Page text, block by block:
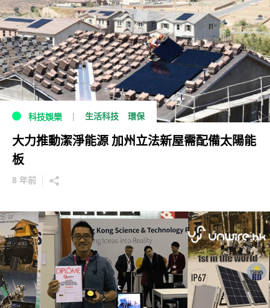
科技娛樂 生活科技 環保
大力推動潔淨能源 加州立法新屋需配備太陽能
板
8 年前